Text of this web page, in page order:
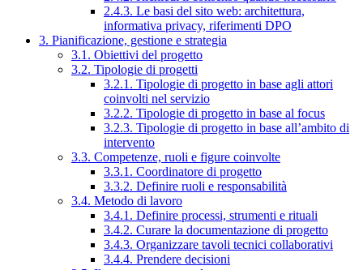
2.4.3. Le basi del sito web: architettura,
informativa privacy, riferimenti DPO
3. Pianificazione, gestione e strategia
3.1. Obiettivi del progetto
3.2. Tipologie di progetti
3.2.1. Tipologie di progetto in base agli attori
coinvolti nel servizio
3.2.2. Tipologie di progetto in base al focus
3.2.3. Tipologie di progetto in base all’ambito di
intervento
3.3. Competenze, ruoli e figure coinvolte
3.3.1. Coordinatore di progetto
3.3.2. Definire ruoli e responsabilità
3.4. Metodo di lavoro
3.4.1. Definire processi, strumenti e rituali
3.4.2. Curare la documentazione di progetto
3.4.3. Organizzare tavoli tecnici collaborativi
3.4.4. Prendere decisioni